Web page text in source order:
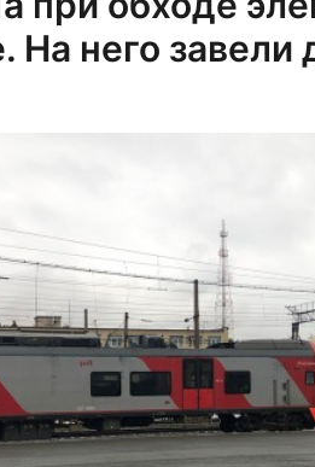
На него